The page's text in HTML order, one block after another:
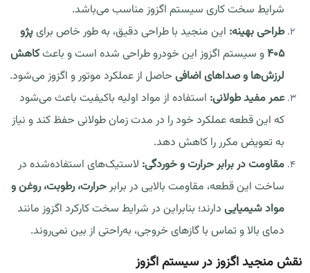
شرایط سخت کاری سیستم اگزوز مناسب می‌باشد.
طراحی بهینه: این منجید با طراحی دقیق، به طور خاص برایپژو
405و سیستم اگزوز این خودرو طراحی شده است و باعثکاهش
لرزش‌ها و صداهای اضافی حاصل از عملکرد موتور و اگزوز می‌شود.
عمر مفید طولانی: استفاده از مواد اولیه باکیفیت باعث می‌شود
که این قطعه عملکرد خود را در مدت زمان طولانی حفظ کند و نیاز
به تعویض مکرر را کاهش دهد.
مقاومت در برابر حرارت و خوردگی: لاستیک‌های استفاده‌شده در
ساخت این قطعه، مقاومت بالایی در برابرحرارت، رطوبت، روغن و
مواد شیمیایی دارند؛ بنابراین در شرایط سخت کارکرد اگزوز مانند
دمای بالا و تماس با گازهای خروجی، به‌راحتی از بین نمی‌روند.
نقش منجید اگزوز در سیستم اگزوز